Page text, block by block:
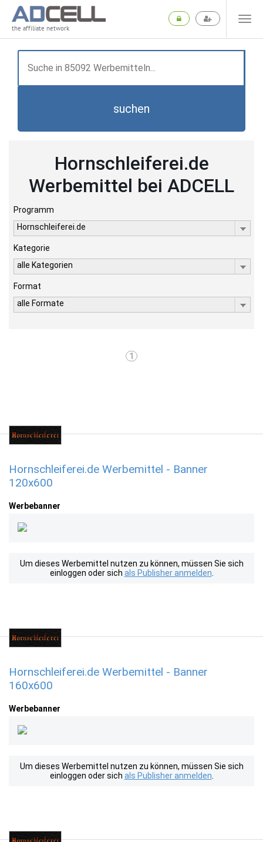
the affiliate network
suchen
Hornschleiferei.de
Werbemittel bei ADCELL
Programm
Hornschleiferei.de
Kategorie
alle Kategorien
Format
alle Formate
1
Hornschleiferei.de Werbemittel - Banner
120x600
Werbebanner
Um dieses Werbemittel nutzen zu können, müssen Sie sich
einloggen oder sich als Publisher anmelden
Hornschleiferei.de Werbemittel - Banner
160x600
Werbebanner
Um dieses Werbemittel nutzen zu können, müssen Sie sich
einloggen oder sich als Publisher anmelden